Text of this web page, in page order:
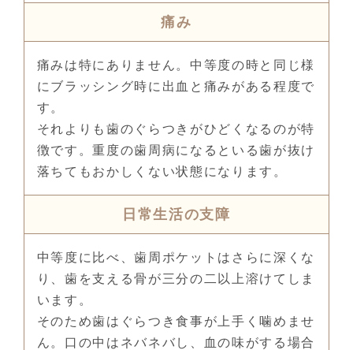
痛み
痛みは特にありません。中等度の時と同じ様
にブラッシング時に出血と痛みがある程度で
す。
それよりも歯のぐらつきがひどくなるのが特
徴です。重度の歯周病になるといる歯が抜け
落ちてもおかしくない状態になります。
日常生活の支障
中等度に比べ、歯周ポケットはさらに深くな
り、歯を支える骨が三分の二以上溶けてしま
います。
そのため歯はぐらつき食事が上手く噛めませ
ん。口の中はネバネバし、血の味がする場合